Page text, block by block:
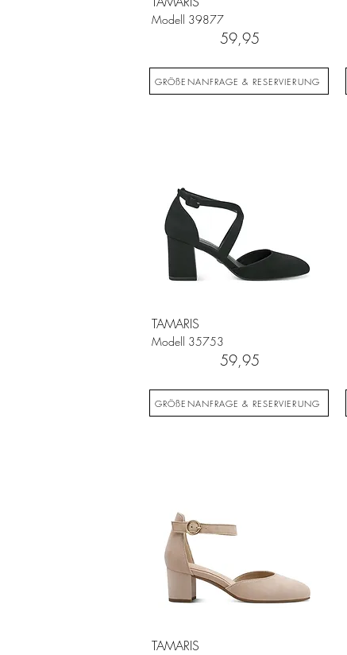
39877
Modell
59,95
GRÖßENANFRAGE & RESERVIERUNG
TAMARIS
35753
Modell
59,95
GRÖßENANFRAGE & RESERVIERUNG
TAMARIS